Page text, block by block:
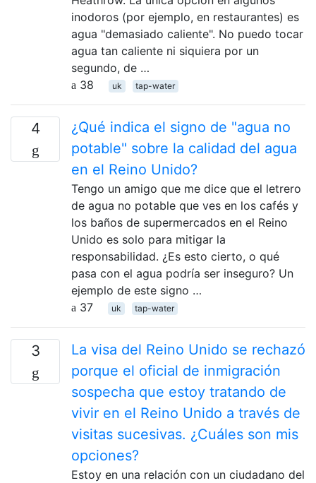
inodoros (por ejemplo, en restaurantes) es
agua "demasiado caliente". No puedo tocar
agua tan caliente ni siquiera por un
segundo, de …
38
uk tap-water
4
¿Qué indica el signo de "agua no
potable" sobre la calidad del agua
en el Reino Unido?
Tengo un amigo que me dice que el letrero
de agua no potable que ves en los cafés y
los baños de supermercados en el Reino
Unido es solo para mitigar la
responsabilidad. ¿Es esto cierto, o qué
pasa con el agua podría ser inseguro? Un
ejemplo de este signo …
37
uk tap-water
3
La visa del Reino Unido se rechazó
porque el oficial de inmigración
sospecha que estoy tratando de
vivir en el Reino Unido a través de
visitas sucesivas. ¿Cuáles son mis
opciones?
Estoy en una relación con un ciudadano del